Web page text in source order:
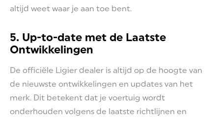
altijd weet waar je aan toe bent.
5. Up-to-date met de Laatste
Ontwikkelingen
De officiële Ligier dealer is altijd op de hoogte van
de nieuwste ontwikkelingen en updates van het
merk. Dit betekent dat je voertuig wordt
onderhouden volgens de laatste richtlijnen en